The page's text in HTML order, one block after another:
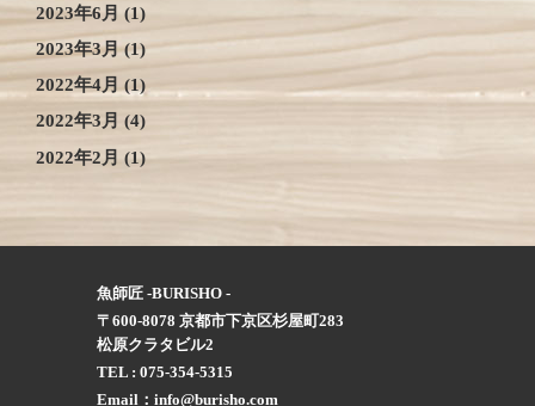
2023年6月 (1)
2023年3月(1)
2022年4月 (1)
2022年3月 (4)
2022年2月 (1)
魚師匠 -BURISHO -
〒600-8078 京都市下京区杉屋町283
松原クラタビル2
TEL : 075-354-5315
Email： info@burisho.com